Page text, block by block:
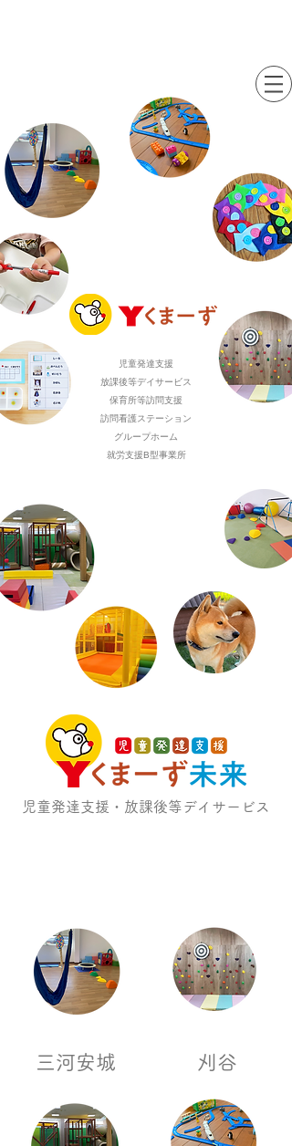
児童発達支援
放課後等デイサービス
保育所等訪問支援
訪問看護ステーション
グループホーム
就労支援B型事業所
児童発達支援・放課後等デイサービス
三河安城 ​刈谷